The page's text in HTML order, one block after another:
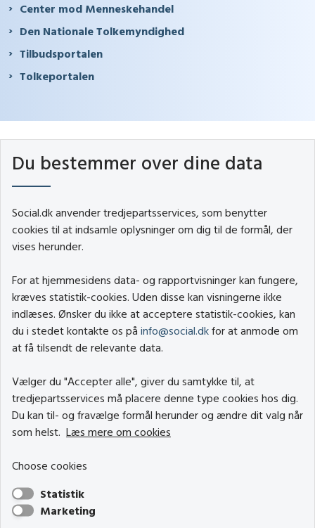
Center mod Menneskehandel
Den Nationale Tolkemyndighed
Tilbudsportalen
Tolkeportalen
Du bestemmer over dine data
Social.dk anvender tredjepartsservices, som benytter
cookies til at indsamle oplysninger om dig til de formål, der
vises herunder.
For at hjemmesidens data- og rapportvisninger kan fungere,
kræves statistik-cookies. Uden disse kan visningerne ikke
indlæses. Ønsker du ikke at acceptere statistik-cookies, kan
du i stedet kontakte os på info@social.dk for at anmode om
at få tilsendt de relevante data.
Vælger du "Accepter alle", giver du samtykke til, at
tredjepartsservices må placere denne type cookies hos dig.
Du kan til- og fravælge formål herunder og ændre dit valg når
som helst. Læs mere om cookies
Choose cookies
Statistik
Marketing